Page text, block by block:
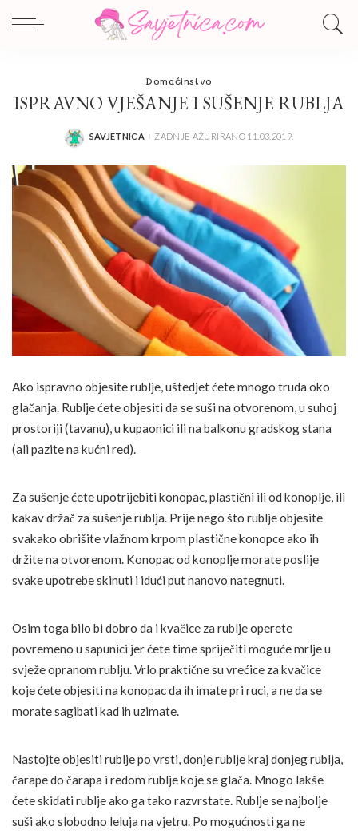
Domaćinstvo
ISPRAVNO VJEŠANJE I SUŠENJE RUBLJA
POSTED
SAVJETNICA ZADNJE AŽURIRANO 11.03.2019.
Ako ispravno objesite rublje, uštedjet ćete mnogo truda oko
glačanja. Rublje ćete objesiti da se suši na otvorenom, u suhoj
prostoriji (tavanu), u kupaonici ili na balkonu gradskog stana
(ali pazite na kućni red).
Za sušenje ćete upotrijebiti konopac, plastični ili od konoplje, ili
kakav držač za sušenje rublja. Prije nego što rublje objesite
svakako obrišite vlažnom krpom plastične konopce ako ih
držite na otvorenom. Konopac od konoplje morate poslije
svake upotrebe skinuti i idući put nanovo nategnuti.
Osim toga bilo bi dobro da i kvačice za rublje operete
povremeno u sapunici jer ćete time spriječiti moguće mrlje u
svježe opranom rublju. Vrlo praktične su vrećice za kvačice
koje ćete objesiti na konopac da ih imate pri ruci, a ne da se
morate sagibati kad ih uzimate.
Nastojte objesiti rublje po vrsti, donje rublje kraj donjeg rublja,
čarape do čarapa i redom rublje koje se glača. Mnogo lakše
ćete skidati rublje ako ga tako razvrstate. Rublje se najbolje
suši ako slobodno leluja na vjetru. Po mogućnosti ga ne